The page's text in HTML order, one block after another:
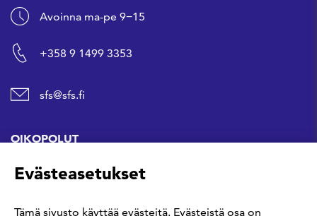
Avoinna ma-pe 9−15
+358 9 1499 3353
sfs@sfs.fi
OIKOPOLUT
Hanki standardi
Evästeasetukset
Tämä sivusto käyttää evästeitä. Evästeistä osa on